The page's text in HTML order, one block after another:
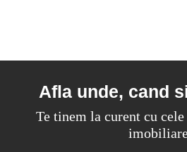
Afla unde, cand
Te tinem la curent cu